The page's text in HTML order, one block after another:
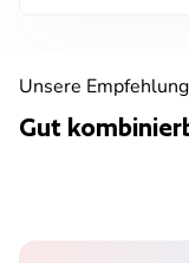
Unsere
Gut